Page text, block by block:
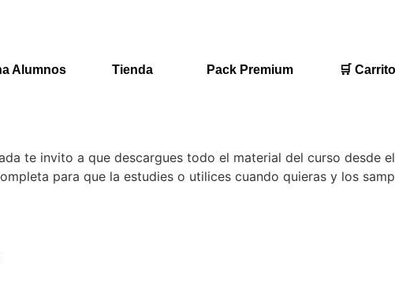
Alumnos Tienda Pack Premium 🛒 Carrito
te invito a que descargues todo el material del curso desde
para que la estudies o utilices cuando quieras y los